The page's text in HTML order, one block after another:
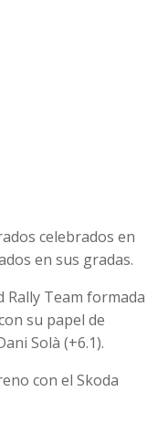
celebrados en
en sus gradas.
Team formada
su papel de
Solà (+6.1).
con el Skoda